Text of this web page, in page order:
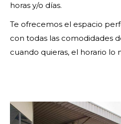
horas y/o días.
Te ofrecemos el espacio
con todas las comodidades
cuando quieras, el horario lo